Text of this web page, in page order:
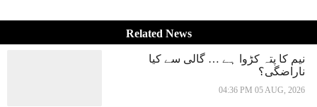
Related News
نیم کا پتہ کڑوا ہے … گالی سے کیا
ناراضگی؟
04:36 PM 05 AUG, 2026